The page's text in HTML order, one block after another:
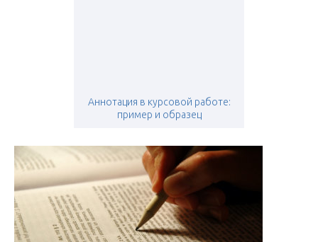
Аннотация в курсовой работе:
пример и образец